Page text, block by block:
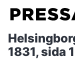
1831, sida 1